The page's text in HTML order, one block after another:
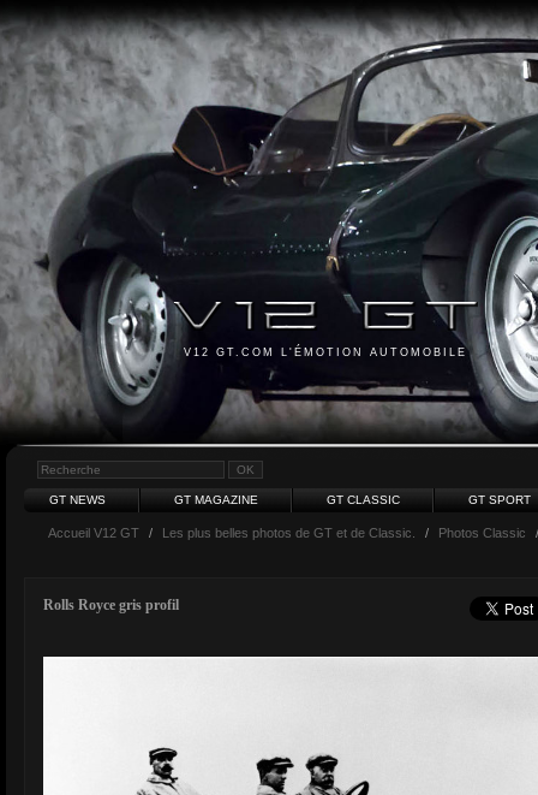
V12 GT.COM L'ÉMOTION AUTOMOBILE
GT NEWS GT MAGAZINE GT CLASSIC GT SPORT
Accueil V12 GT / Les plus belles photos de GT et de Classic. / Photos Classic
Rolls Royce gris profil